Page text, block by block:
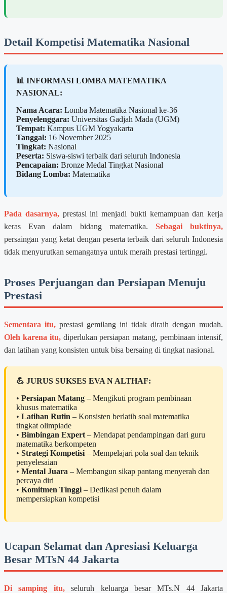
Detail Kompetisi Matematika Nasional
📊 INFORMASI LOMBA MATEMATIKA
NASIONAL:
Nama Acara: Lomba Matematika Nasional ke-36
Penyelenggara: Universitas Gadjah Mada (UGM)
Tempat: Kampus UGM Yogyakarta
Tanggal: 16 November 2025
Tingkat: Nasional
Peserta: Siswa-siswi terbaik dari seluruh Indonesia
Pencapaian: Bronze Medal Tingkat Nasional
Bidang Lomba: Matematika
Pada dasarnya,prestasi ini menjadi bukti kemampuan dan kerja
keras Evan dalam bidang matematika. Sebagai buktinya,
persaingan yang ketat dengan peserta terbaik dari seluruh Indonesia
tidak menyurutkan semangatnya untuk meraih prestasi tertinggi.
Proses Perjuangan dan Persiapan Menuju
Prestasi
Sementara itu, prestasi gemilang ini tidak diraih dengan mudah.
Oleh karena itu,diperlukan persiapan matang, pembinaan intensif,
dan latihan yang konsisten untuk bisa bersaing di tingkat nasional.
💪 JURUS SUKSES EVA N ALTHAF:
• Persiapan Matang – Mengikuti program pembinaan
khusus matematika
• Latihan Rutin – Konsisten berlatih soal matematika
tingkat olimpiade
• Bimbingan Expert – Mendapat pendampingan dari guru
matematika berkompeten
• Strategi Kompetisi – Mempelajari pola soal dan teknik
penyelesaian
• Mental Juara – Membangun sikap pantang menyerah dan
percaya diri
• Komitmen Tinggi – Dedikasi penuh dalam
mempersiapkan kompetisi
Ucapan Selamat dan Apresiasi Keluarga
Besar MTsN 44 Jakarta
Di samping itu,seluruh keluarga besar MTs.N 44 Jakarta